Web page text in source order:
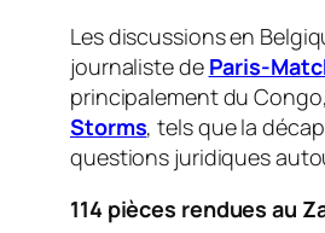
Les discussions en
journaliste de Paris-
principalement du
Storms, tels que la
questions juridiques
114 pièces rendues au